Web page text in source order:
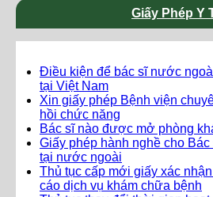
Giấy Phép Y
Điều kiện để bác sĩ nước
tại Việt Nam
Xin giấy phép Bệnh viện
hồi chức năng
Bác sĩ nào được mở phòng
Giấy phép hành nghề cho
tại nước ngoài
Thủ tục cấp mới giấy xác
cáo dịch vụ khám chữa bệnh